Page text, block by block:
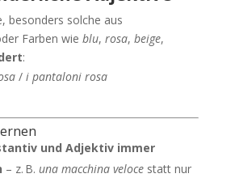
besonders solche aus
Farben wie blu, rosa, beige,
:
/ i pantaloni rosa
und Adjektiv immer
– z. B. una macchina velocestatt nur